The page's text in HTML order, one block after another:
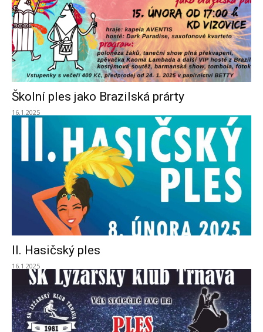
Školní ples jako Brazilská prárty
16.1.2025
II. Hasičský ples
16.1.2025